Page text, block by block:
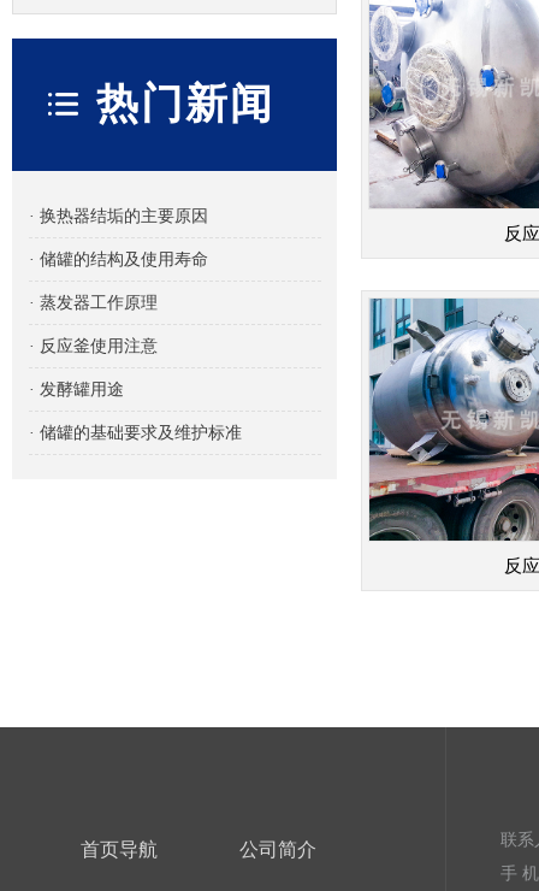
热门新闻
· 换热器结垢的主要原因
· 储罐的结构及使用寿命
· 蒸发器工作原理
· 反应釜使用注意
· 发酵罐用途
· 储罐的基础要求及维护标准
反
反
首页导航 公司简介
联系
手